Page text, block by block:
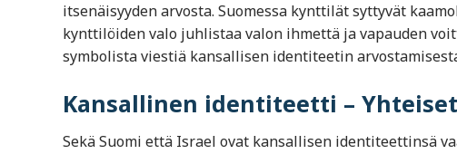
itsenäisyyden arvosta. Suomessa kynttilät syttyvät
kynttilöiden valo juhlistaa valon ihmettä ja vapauden
symbolista viestiä kansallisen identiteetin
Kansallinen identiteetti –
Sekä Suomi että Israel ovat kansallisen identiteettinsä